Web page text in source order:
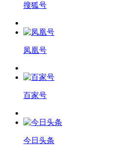
搜狐号
凤凰号
百家号
今日头条